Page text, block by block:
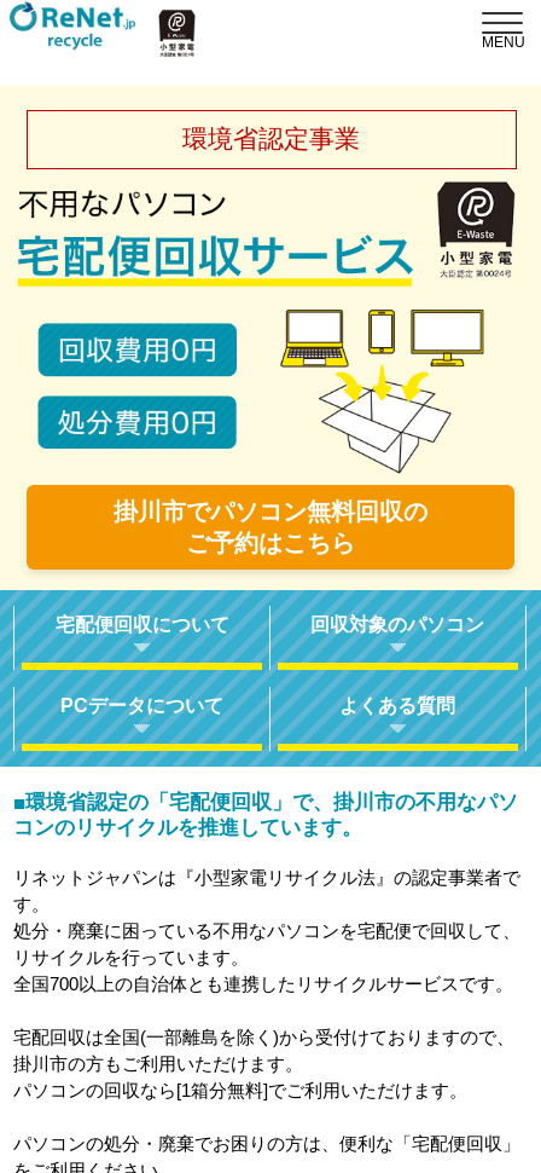
環境省認定事業
掛川市でパソコン無料回収の
ご予約はこちら
宅配便回収について 回収対象のパソコン
PCデータについて よくある質問
■環境省認定の「宅配便回収」で、掛川市の不用なパソ
コンのリサイクルを推進しています。
リネットジャパンは『小型家電リサイクル法』の認定事業者で
す。
処分・廃棄に困っている不用なパソコンを宅配便で回収して、
リサイクルを行っています。
全国700以上の自治体とも連携したリサイクルサービスです。
宅配回収は全国(一部離島を除く)から受付けておりますので、
掛川市の方もご利用いただけます。
パソコンの回収なら[1箱分無料]でご利用いただけます。
パソコンの処分・廃棄でお困りの方は、便利な「宅配便回収」